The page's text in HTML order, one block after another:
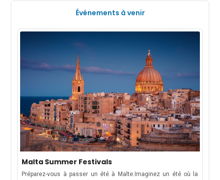
Événements à venir
Malta Summer Festivals
Préparez-vous à passer un été à Malte.Imaginez un été où la